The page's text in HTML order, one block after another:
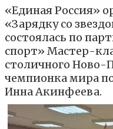
«Единая Россия»
«Зарядку со
состоялась по
спорт» Мастер-
столичного Ново-
чемпионка мира
Инна Акинфеева.